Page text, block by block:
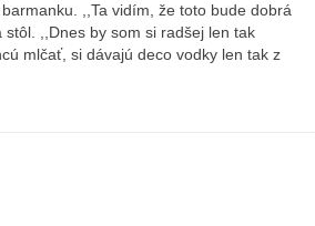
,,Ta vidím, že toto bude dobrá
,,Dnes by som si radšej len tak
mlčať, si dávajú deco vodky len tak z